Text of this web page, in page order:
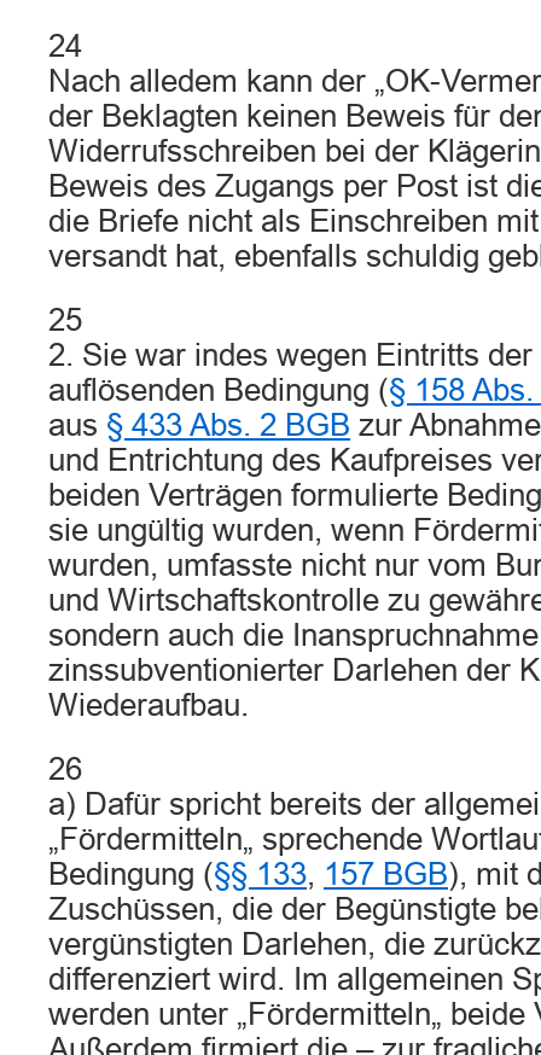
24
Nach alledem kann der „OK-
der Beklagten keinen Beweis für
Widerrufsschreiben bei der
Beweis des Zugangs per Post ist
die Briefe nicht als Einschreiben
versandt hat, ebenfalls schuldig
25
2. Sie war indes wegen Eintritts
auflösenden Bedingung (§ 158
aus § 433 Abs. 2 BGB zur
und Entrichtung des Kaufpreises
beiden Verträgen formulierte
sie ungültig wurden, wenn
wurden, umfasste nicht nur vom
und Wirtschaftskontrolle zu
sondern auch die Inanspruchnahme
zinssubventionierter Darlehen der
Wiederaufbau.
26
a) Dafür spricht bereits der
„Fördermitteln„ sprechende
Bedingung (§§ 133, 157 BGB), mit
Zuschüssen, die der Begünstigte
vergünstigten Darlehen, die
differenziert wird. Im allgemeinen
werden unter „Fördermitteln„ beide